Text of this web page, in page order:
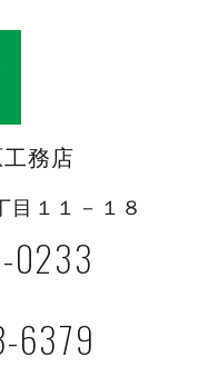
務店
目１１－１８
0233
6379